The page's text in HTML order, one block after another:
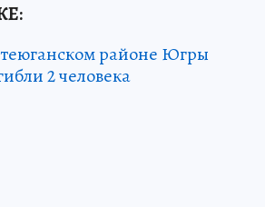
районе Югры
2 человека